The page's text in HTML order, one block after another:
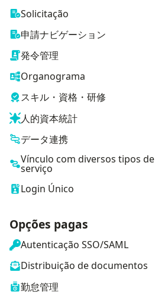
Solicitação
申請ナビゲーション
発令管理
Organograma
スキル・資格・研修
人的資本統計
データ連携
Vínculo com diversos tipos de
serviço
Login Único
Opções pagas
Autenticação SSO/SAML
Distribuição de documentos
勤怠管理